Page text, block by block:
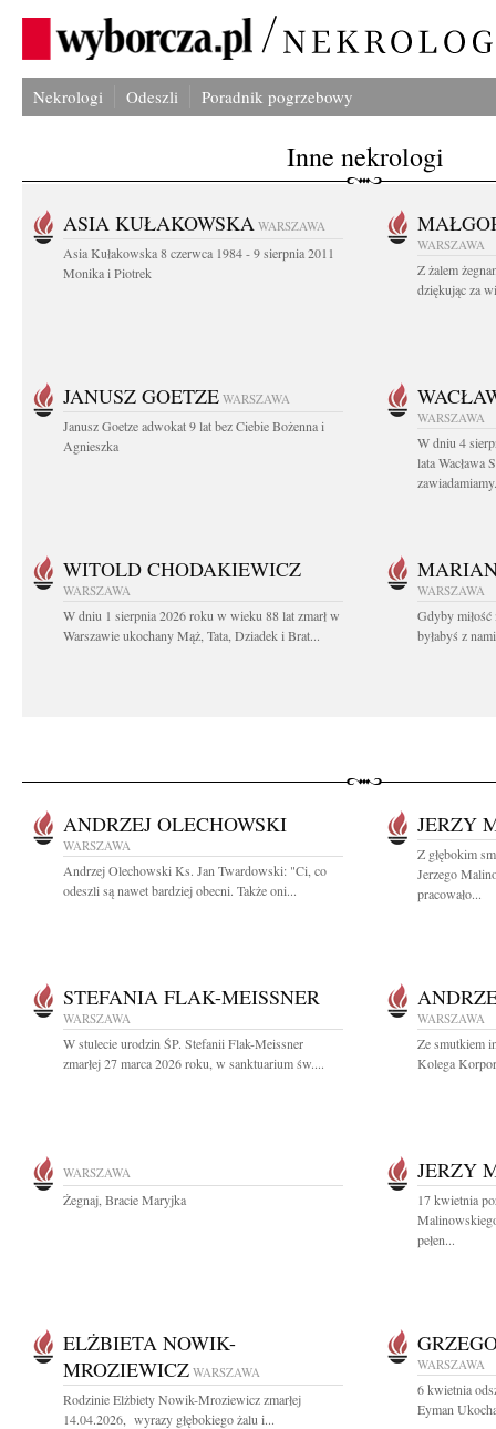
Nekrologi Odeszli Poradnik pogrzebowy
Inne nekrologi
ASIA KUŁAKOWSKA WARSZAWA
Asia Kułakowska 8 czerwca 1984 - 9 sierpnia 2011
Monika i Piotrek
WARSZAWA
Z żalem
dziękując za
JANUSZ GOETZE WARSZAWA
Janusz Goetze adwokat 9 lat bez Ciebie Bożenna i
Agnieszka
WARSZAWA
W dniu 4
lata Wacława
WITOLD CHODAKIEWICZ
WARSZAWA
W dniu 1 sierpnia 2026 roku w wieku 88 lat zmarł w
Warszawie ukochany Mąż, Tata, Dziadek i Brat...
WARSZAWA
Gdyby miłość
byłabyś z
ANDRZEJ OLECHOWSKI
WARSZAWA
Andrzej Olechowski Ks. Jan Twardowski: "Ci, co
odeszli są nawet bardziej obecni. Także oni...
JERZY
Z głębokim
Jerzego
pracowało...
STEFANIA FLAK-MEISSNER
WARSZAWA
W stulecie urodzin ŚP. Stefanii Flak-Meissner
zmarłej 27 marca 2026 roku, w sanktuarium św....
WARSZAWA
Ze smutkiem
Kolega
WARSZAWA
Żegnaj, Bracie Maryjka
JERZY
17 kwietnia
pełen...
ELŻBIETA NOWIK-
MROZIEWICZ WARSZAWA
Rodzinie Elżbiety Nowik-Mroziewicz zmarłej
14.04.2026, wyrazy głębokiego żalu i...
WARSZAWA
6 kwietnia
Eyman